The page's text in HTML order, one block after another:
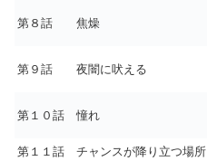
第８話 焦燥
第９話 夜闇に吠える
第１０話 憧れ
第１１話 チャンスが降り立つ場所